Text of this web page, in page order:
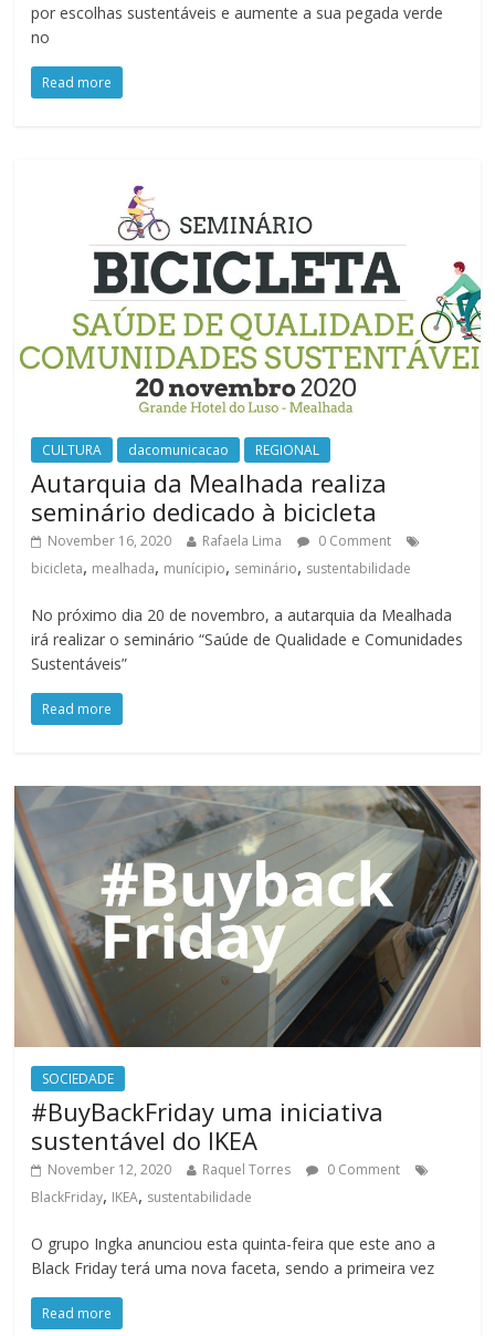
por escolhas sustentáveis e aumente a sua pegada verde
no
Read more
CULTURA dacomunicacao REGIONAL
Autarquia da Mealhada realiza
seminário dedicado à bicicleta
November 16, 2020 Rafaela Lima
0 Comment
bicicleta, mealhada, munícipio, seminário, sustentabilidade
No próximo dia 20 de novembro, a autarquia da Mealhada
irá realizar o seminário “Saúde de Qualidade e Comunidades
Sustentáveis”
Read more
SOCIEDADE
#BuyBackFriday uma iniciativa
sustentável do IKEA
November 12, 2020 Raquel Torres
0 Comment
BlackFriday, IKEA, sustentabilidade
O grupo Ingka anunciou esta quinta-feira que este ano a
Black Friday terá uma nova faceta, sendo a primeira vez
Read more